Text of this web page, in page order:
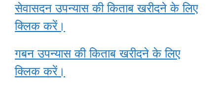
सेवासदन उपन्यास की किताब खरीदने के लिए
क्लिक करें।
गबन उपन्यास की किताब खरीदने के लिए
क्लिक करें।